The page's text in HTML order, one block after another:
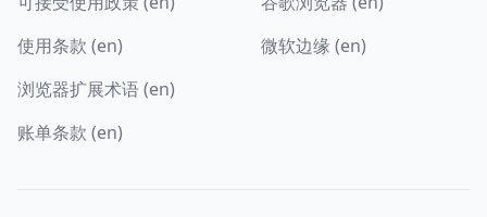
使用条款 (en)
浏览器扩展术语 (en)
账单条款 (en)
微软边缘 (en)